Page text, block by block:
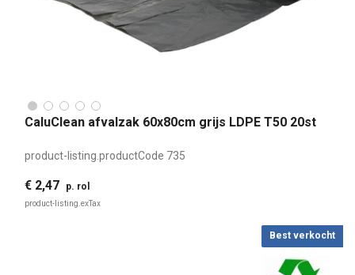
CaluClean afvalzak 60x80cm grijs LDPE T50 20st
product-listing.productCode 735
€ 2,47 p. rol
product-listing.exTax
Best verkocht